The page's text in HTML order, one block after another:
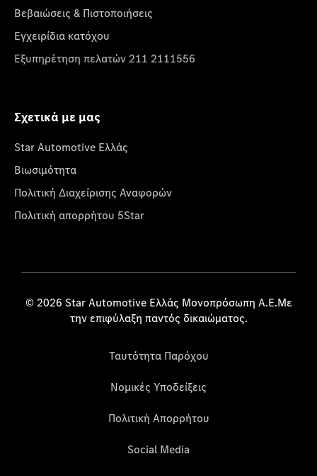
Βεβαιώσεις & Πιστοποιήσεις
Εγχειρίδια κατόχου
Εξυπηρέτηση πελατών 211 2111556
Σχετικά με μας
Star Automotive Ελλάς
Βιωσιμότητα
Πολιτική Διαχείρισης Αναφορών
Πολιτική απορρήτου 5Star
© 2026 Star Automotive Ελλάς Μονοπρόσωπη Α.Ε.Με
την επιφύλαξη παντός δικαιώματος.
Ταυτότητα Παρόχου
Νομικές Υποδείξεις
Πολιτική Απορρήτου
Social Media